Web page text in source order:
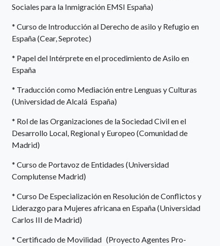
Sociales para la Inmigración EMSI España)
* Curso de Introducción al Derecho de asilo y Refugio en
España (Cear, Seprotec)
* Papel del Intérprete en el procedimiento de Asilo en
España
* Traducción como Mediación entre Lenguas y Culturas
(Universidad de Alcalá España)
* Rol de las Organizaciones de la Sociedad Civil en el
Desarrollo Local, Regional y Europeo (Comunidad de
Madrid)
* Curso de Portavoz de Entidades (Universidad
Complutense Madrid)
* Curso De Especialización en Resolución de Conflictos y
Liderazgo para Mujeres africana en España (Universidad
Carlos III de Madrid)
* Certificado de Movilidad (Proyecto Agentes Pro-